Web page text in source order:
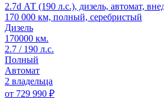
2.7d АТ (190 л.с.), дизель, автомат,
170 000 км, полный, серебристый
Дизель
170000 км.
2.7 / 190 л.с.
Полный
Автомат
2 владельца
от 729 990 ₽